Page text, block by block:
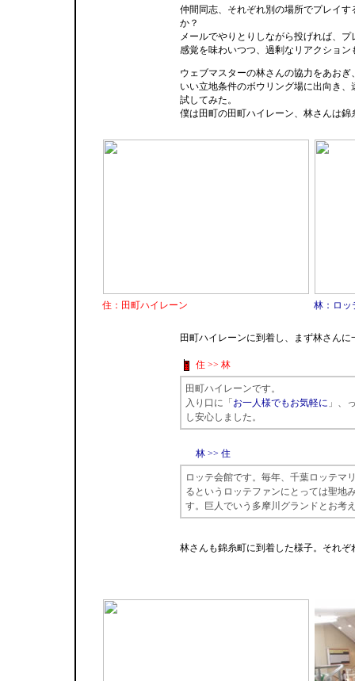
仲間同志、それぞれ別の場所でプレイす
か？
メールでやりとりしながら投げれば、プ
感覚を味わいつつ、過剰なリアクション
ウェブマスターの林さんの協力をあおぎ
いい立地条件のボウリング場に出向き、
試してみた。
僕は田町の田町ハイレーン、林さんは錦
住：田町ハイレーン 林：ロッ
田町ハイレーンに到着し、まず林さんに
住 >> 林
田町ハイレーンです。
入り口に「 お一人様でもお気軽に 」、
し安心しました。
林 >> 住
ロッテ会館です。毎年、千葉ロッテマ
るというロッテファンにとっては聖地
す。巨人でいう多摩川グランドとお考
林さんも錦糸町に到着した様子。それぞ